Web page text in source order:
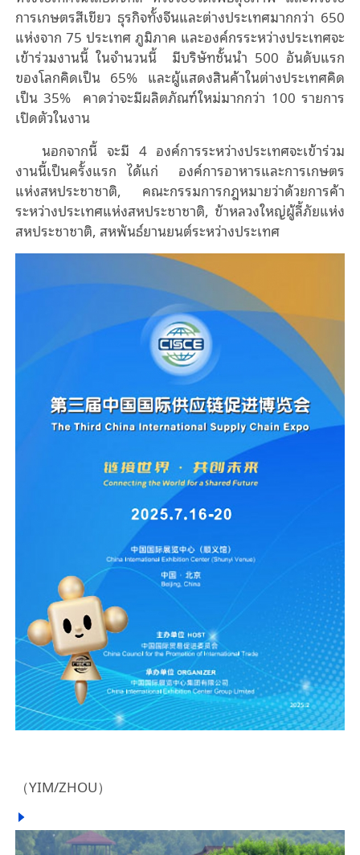
การเกษตรสีเขียว ธุรกิจทั้งจีนและต่างประเทศมากกว่า 650
แห่งจาก 75 ประเทศ ภูมิภาค และองค์กรระหว่างประเทศจะ
เข้าร่วมงานนี้ ในจำนวนนี้ มีบริษัทชั้นนํา 500 อันดับแรก
ของโลกคิดเป็น 65% และผู้แสดงสินค้าในต่างประเทศคิด
เป็น 35% คาดว่าจะมีผลิตภัณฑ์ใหม่มากกว่า 100 รายการ
เปิดตัวในงาน
นอกจากนี้ จะมี 4 องค์การระหว่างประเทศจะเข้าร่วม
งานนี้เป็นครั้งแรก ได้แก่ องค์การอาหารและการเกษตร
แห่งสหประชาชาติ, คณะกรรมการกฎหมายว่าด้วยการค้า
ระหว่างประเทศแห่งสหประชาชาติ, ข้าหลวงใหญ่ผู้ลี้ภัยแห่ง
สหประชาชาติ, สหพันธ์ยานยนต์ระหว่างประเทศ
（YIM/ZHOU）